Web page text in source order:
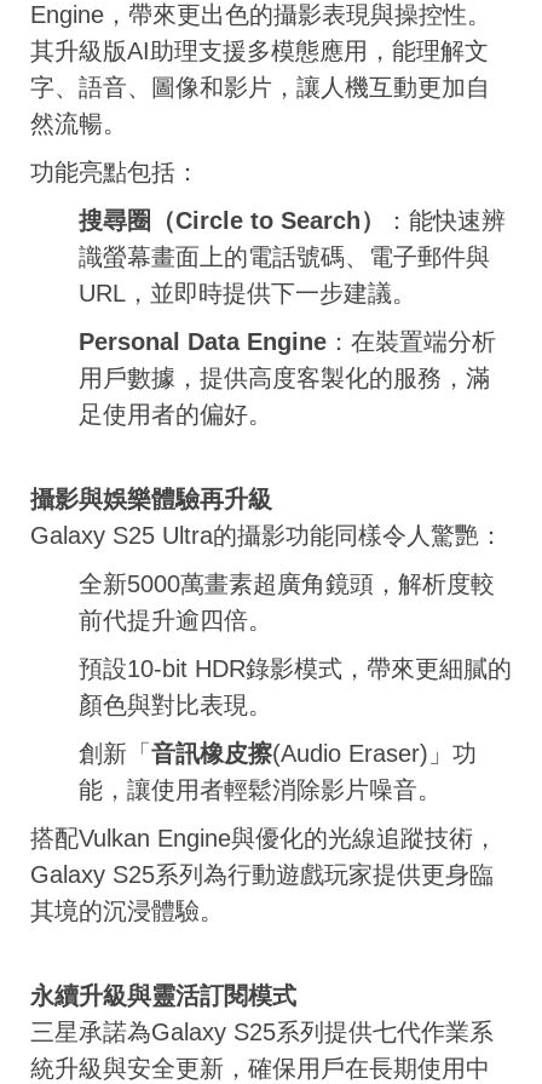
Engine，帶來更出色的攝影表現與操控性。
其升級版AI助理支援多模態應用，能理解文
字、語音、圖像和影片，讓人機互動更加自
然流暢。
功能亮點包括：
搜尋圈（Circle to Search）
：能快速辨
識螢幕畫面上的電話號碼、電子郵件與
URL，並即時提供下一步建議。
Personal Data Engine ：在裝置端分析
用戶數據，提供高度客製化的服務，滿
足使用者的偏好。
攝影與娛樂體驗再升級
Galaxy S25 Ultra的攝影功能同樣令人驚艷：
全新5000萬畫素超廣角鏡頭，解析度較
前代提升逾四倍。
預設10-bit HDR錄影模式，帶來更細膩的
顏色與對比表現。
創新「 音訊橡皮擦(Audio Eraser)」功
能，讓使用者輕鬆消除影片噪音。
搭配Vulkan Engine與優化的光線追蹤技術，
Galaxy S25系列為行動遊戲玩家提供更身臨
其境的沉浸體驗。
永續升級與靈活訂閱模式
三星承諾為Galaxy S25系列提供七代作業系
統升級與安全更新，確保用戶在長期使用中